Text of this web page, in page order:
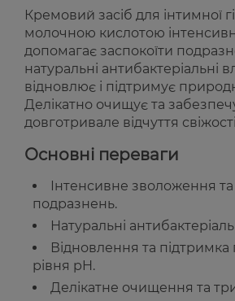
Кремовий засіб для інтимної
молочною кислотою
допомагає заспокоїти
натуральні антибактеріальні
відновлює і підтримує
Делікатно очищує та
довготривале відчуття
Основні переваги
Інтенсивне зволоження
подразнень.
Натуральні
Відновлення та
рівня pH.
Делікатне очищення та